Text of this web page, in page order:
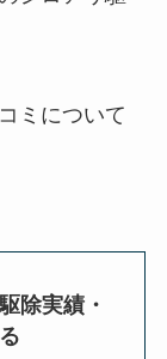
ミについて
除実績・